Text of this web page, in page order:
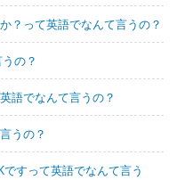
？って英語でなんて言うの？
の？
語でなんて言うの？
うの？
すって英語でなんて言う